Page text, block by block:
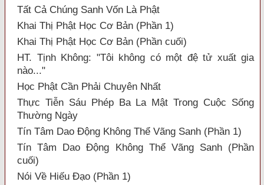
Tất Cả Chúng Sanh Vốn Là Phật
Khai Thị Phật Học Cơ Bản (Phần 1)
Khai Thị Phật Học Cơ Bản (Phần cuối)
HT. Tịnh Không: "Tôi không có một đệ tử xuất gia
nào..."
Học Phật Cần Phải Chuyên Nhất
Thực Tiễn Sáu Phép Ba La Mật Trong Cuộc Sống
Thường Ngày
Tín Tâm Dao Động Không Thể Vãng Sanh (Phần 1)
Tín Tâm Dao Động Không Thể Vãng Sanh (Phần
cuối)
Nói Về Hiếu Đạo (Phần 1)